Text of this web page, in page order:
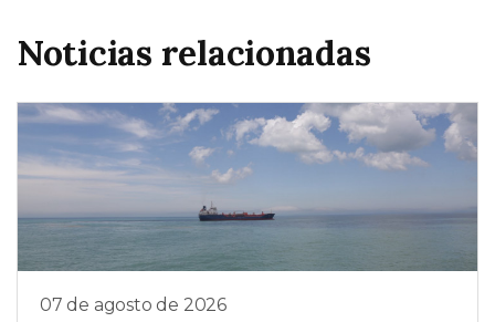
Noticias relacionadas
07 de agosto de 2026